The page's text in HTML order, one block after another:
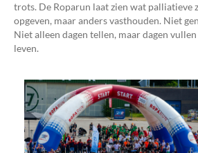
trots. De Roparun laat zien wat palliatieve
opgeven, maar anders vasthouden. Niet
Niet alleen dagen tellen, maar dagen
leven.